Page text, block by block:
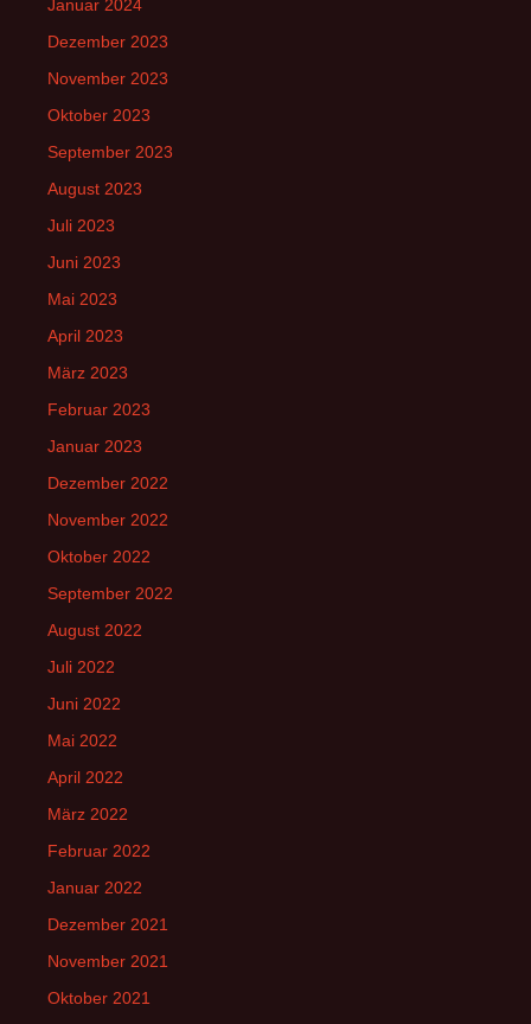
Januar 2024
Dezember 2023
November 2023
Oktober 2023
September 2023
August 2023
Juli 2023
Juni 2023
Mai 2023
April 2023
März 2023
Februar 2023
Januar 2023
Dezember 2022
November 2022
Oktober 2022
September 2022
August 2022
Juli 2022
Juni 2022
Mai 2022
April 2022
März 2022
Februar 2022
Januar 2022
Dezember 2021
November 2021
Oktober 2021